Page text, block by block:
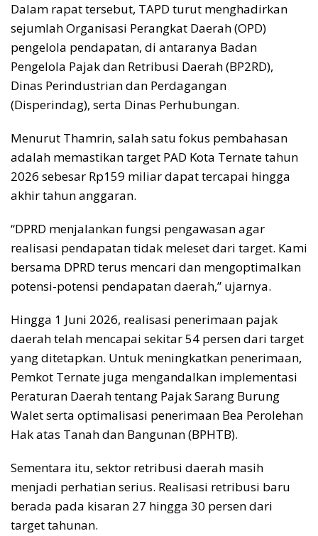
Dalam rapat tersebut, TAPD turut menghadirkan
sejumlah Organisasi Perangkat Daerah (OPD)
pengelola pendapatan, di antaranya Badan
Pengelola Pajak dan Retribusi Daerah (BP2RD),
Dinas Perindustrian dan Perdagangan
(Disperindag), serta Dinas Perhubungan.
Menurut Thamrin, salah satu fokus pembahasan
adalah memastikan target PAD Kota Ternate tahun
2026 sebesar Rp159 miliar dapat tercapai hingga
akhir tahun anggaran.
“DPRD menjalankan fungsi pengawasan agar
realisasi pendapatan tidak meleset dari target. Kami
bersama DPRD terus mencari dan mengoptimalkan
potensi-potensi pendapatan daerah,” ujarnya.
Hingga 1 Juni 2026, realisasi penerimaan pajak
daerah telah mencapai sekitar 54 persen dari target
yang ditetapkan. Untuk meningkatkan penerimaan,
Pemkot Ternate juga mengandalkan implementasi
Peraturan Daerah tentang Pajak Sarang Burung
Walet serta optimalisasi penerimaan Bea Perolehan
Hak atas Tanah dan Bangunan (BPHTB).
Sementara itu, sektor retribusi daerah masih
menjadi perhatian serius. Realisasi retribusi baru
berada pada kisaran 27 hingga 30 persen dari
target tahunan.